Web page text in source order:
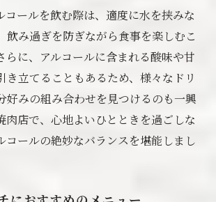
肉体験を提供するための準備
間を作るための焼肉の楽しみ方
人と過ごす土曜日のプラン
演出するためのランチアイデア
とときに寄り添う焼肉の選び方
コールの絶妙な組み合わせ蒲郡市の
コールを飲む際は、適度に水を挟みな
飲み過ぎを防ぎながら食事を楽しむこ
らに、アルコールに含まれる酸味や甘
き立てることもあるため、様々なドリ
好みの組み合わせを見つけるのも一興
肉店で、心地よいひとときを過ごしな
コールの絶妙なバランスを堪能しまし